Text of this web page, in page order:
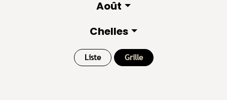
Août
Chelles
Liste Grille